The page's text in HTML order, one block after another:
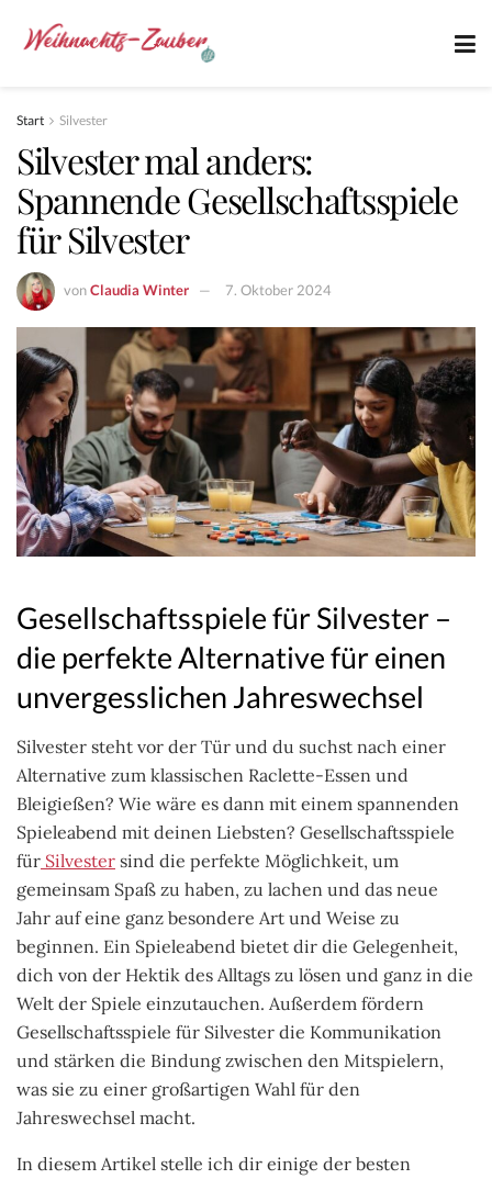
Start Silvester
Silvester mal anders:
Spannende Gesellschaftsspiele
für Silvester
vonClaudia Winter 7. Oktober 2024
Gesellschaftsspiele für Silvester –
die perfekte Alternative für einen
unvergesslichen Jahreswechsel
Silvester steht vor der Tür und du suchst nach einer
Alternative zum klassischen Raclette-Essen und
Bleigießen? Wie wäre es dann mit einem spannenden
Spieleabend mit deinen Liebsten? Gesellschaftsspiele
für Silvester sind die perfekte Möglichkeit, um
gemeinsam Spaß zu haben, zu lachen und das neue
Jahr auf eine ganz besondere Art und Weise zu
beginnen. Ein Spieleabend bietet dir die Gelegenheit,
dich von der Hektik des Alltags zu lösen und ganz in die
Welt der Spiele einzutauchen. Außerdem fördern
Gesellschaftsspiele für Silvester die Kommunikation
und stärken die Bindung zwischen den Mitspielern,
was sie zu einer großartigen Wahl für den
Jahreswechsel macht.
In diesem Artikel stelle ich dir einige der besten